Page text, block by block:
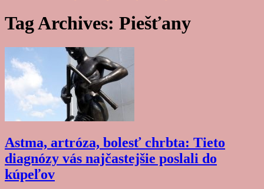
Tag Archives: Piešťany
Astma, artróza, bolesť chrbta: Tieto
diagnózy vás najčastejšie poslali do
kúpeľov